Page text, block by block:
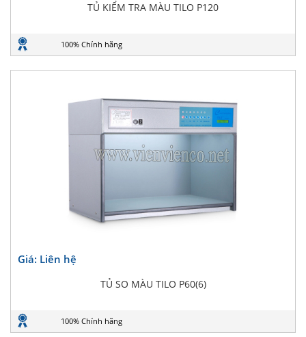
TỦ KIỂM TRA MÀU TILO P120
100% Chính hãng
Giá: Liên hệ
TỦ SO MÀU TILO P60(6)
100% Chính hãng